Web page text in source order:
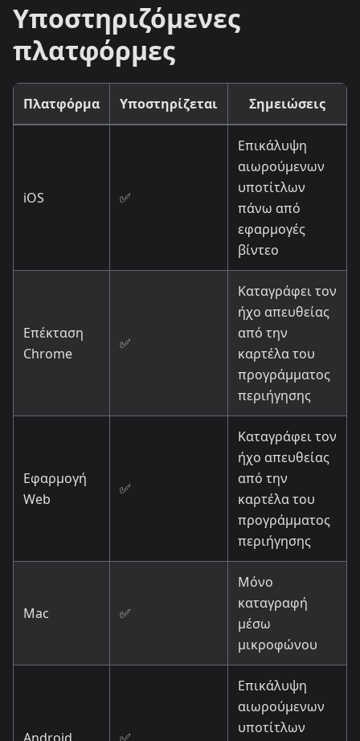
Υποστηριζόμενες
πλατφόρμες
Πλατφόρμα Υποστηρίζεται Σημειώσεις
iOS ✅
Επικάλυψη
αιωρούμενων
υποτίτλων
πάνω από
εφαρμογές
βίντεο
Επέκταση
Chrome
✅
Καταγράφει τον
ήχο απευθείας
από την
καρτέλα του
προγράμματος
περιήγησης
Εφαρμογή
Web
✅
Καταγράφει τον
ήχο απευθείας
από την
καρτέλα του
προγράμματος
περιήγησης
Mac ✅
Μόνο
καταγραφή
μέσω
μικροφώνου
Επικάλυψη
αιωρούμενων
υποτίτλων